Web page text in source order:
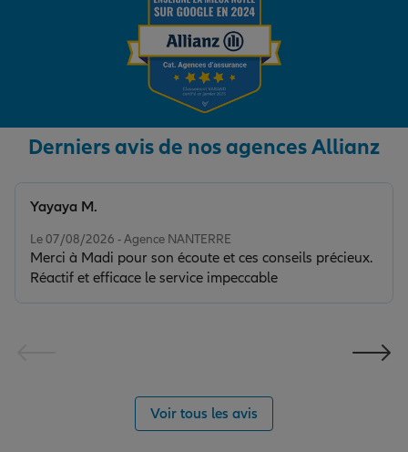
Derniers avis de nos agences Allianz
Le 07/08/2026 - Agence NANTERRE
Merci à Madi pour son écoute et ces conseils précieux.
Réactif et efficace le service impeccable
Yayaya M.
Voir tous les avis